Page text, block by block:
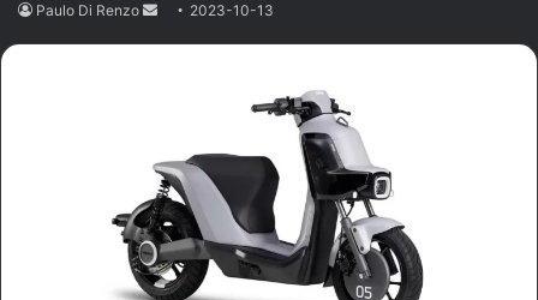
Paulo Di Renzo
Send2023-10-13